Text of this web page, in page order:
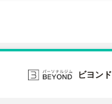
ビヨンド